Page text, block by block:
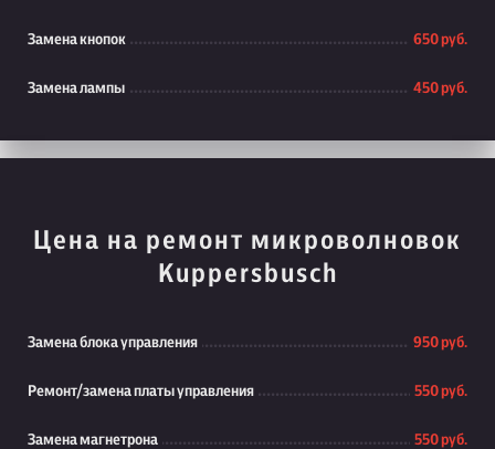
Замена кнопок 650 руб.
Замена лампы 450 руб.
Цена на ремонт микроволновок
Kuppersbusch
Замена блока управления 950 руб.
Ремонт/замена платы управления 550 руб.
Замена магнетрона 550 руб.